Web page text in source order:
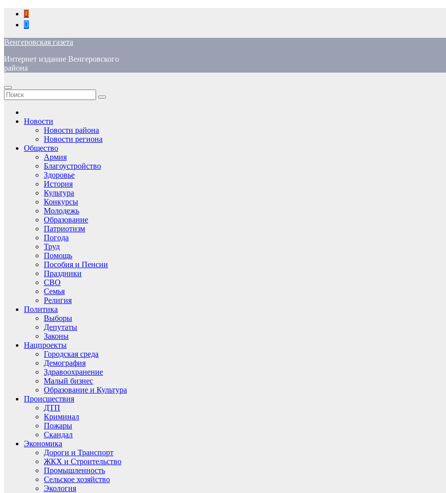
Перейти
содержимому
Венгеровская газета
Интернет издание Венгеровского
района
Новости
Новости района
Новости региона
Общество
Армия
Благоустройство
Здоровье
История
Культура
Конкурсы
Молодежь
Образование
Патриотизм
Погода
Труд
Помощь
Пособия и Пенсии
Праздники
СВО
Семья
Религия
Политика
Выборы
Депутаты
Законы
Нацпроекты
Городская среда
Демография
Здравоохранение
Малый бизнес
Образование и Культура
Происшествия
ДТП
Криминал
Пожары
Скандал
Экономика
Дороги и Транспорт
ЖКХ и Строительство
Промышленность
Сельское хозяйство
Экология